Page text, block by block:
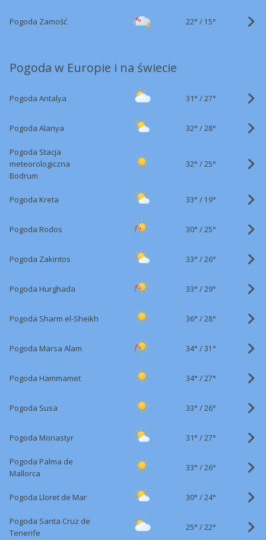
Pogoda Zamość 22° / 15°
Pogoda w Europie i na świecie
Pogoda Antalya 31° /27°
Pogoda Alanya 32° /28°
Pogoda Stacja
meteorologiczna
Bodrum
32° /25°
Pogoda Kreta 33° / 19°
Pogoda Rodos 30° /25°
Pogoda Zakintos 33° /26°
Pogoda Hurghada 33° /29°
Pogoda Sharm el-Sheikh 36° /28°
Pogoda Marsa Alam 34° /31°
Pogoda Hammamet 34° /27°
Pogoda Susa 33° /26°
Pogoda Monastyr 31° /27°
Pogoda Palma de
Mallorca
33° /26°
Pogoda Lloret de Mar 30° /24°
Pogoda Santa Cruz de
Tenerife
25° /22°